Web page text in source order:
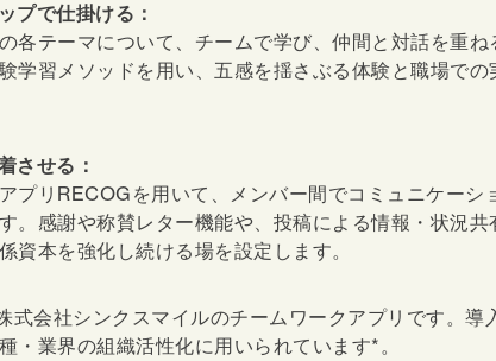
プで仕掛ける ：
各テーマについて、チームで学び、仲間と対話を重ね
学習メソッドを用い、五感を揺さぶる体験と職場での
させる ：
プリRECOGを用いて、メンバー間でコミュニケーシ
。感謝や称賛レター機能や、投稿による情報・状況共
資本を強化し続ける場を設定します。
式会社シンクスマイルのチームワークアプリです。導
・業界の組織活性化に用いられています*。